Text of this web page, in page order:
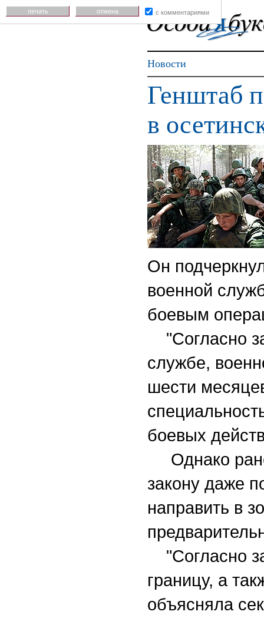
Новости
Генштаб
в
Он
военной
боевым
"Согласно
службе,
шести
боевых
Однако
закону даже
направить в
"Согласно
границу, а
объясняла
печать отмена с комментариями